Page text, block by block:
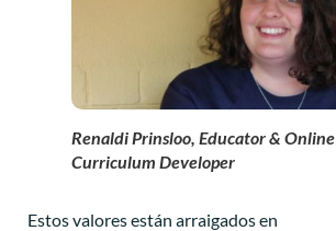
Renaldi Prinsloo, Educator & Online
Curriculum Developer
Estos valores están arraigados en